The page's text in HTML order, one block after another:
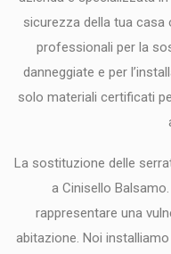
sicurezza della tua
professionali per la
danneggiate e per
solo materiali certificati
La sostituzione delle
a Cinisello
rappresentare una
abitazione. Noi